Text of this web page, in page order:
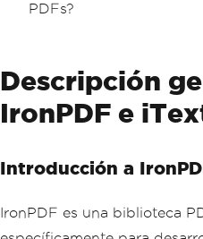
PDFs?
Descripción
IronPDF e
Introducción a
IronPDF es una biblioteca